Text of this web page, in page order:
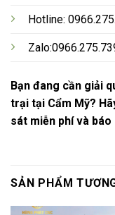
Hotline:
Bạn đang cần giải
trại tại Cẩm Mỹ?
sát miễn phí và
SẢN PHẨM